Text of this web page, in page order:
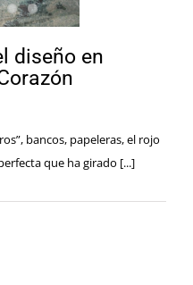
diseño en
bancos, papeleras, el rojo
que ha girado [...]